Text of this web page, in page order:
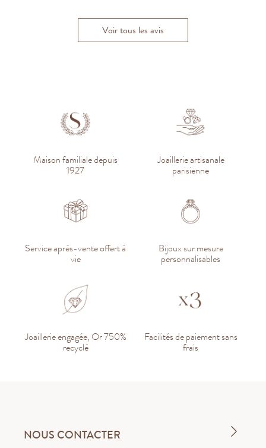
Voir tous les avis
Maison familiale depuis
1927
Joaillerie artisanale
parisienne
Service après-vente offert à
vie
Bijoux sur mesure
personnalisables
Joaillerie engagée, Or 750%
recyclé
Facilités de paiement sans
frais
NOUS CONTACTER